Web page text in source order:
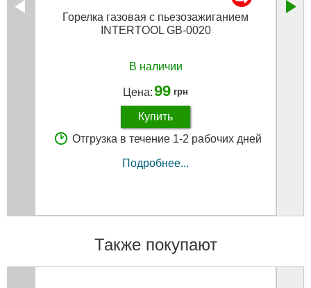
Горелка газовая c пьезозажиганием
INTERTOOL GB-0020
В наличии
Цена:99 грн
Купить
Отгрузка в течение 1-2 рабочих дней
Подробнее...
Также покупают